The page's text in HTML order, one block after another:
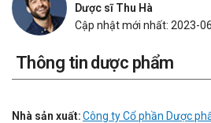
Dược sĩ Thu Hà
Cập nhật mới nhất: 2023-
Thông tin dược phẩm
Nhà sản xuất:Công ty Cổ phần Dược